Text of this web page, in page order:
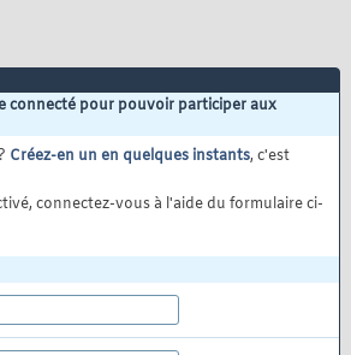
connecté pour pouvoir participer aux
Créez-en un en quelques instants, c'est
connectez-vous à l'aide du formulaire ci-